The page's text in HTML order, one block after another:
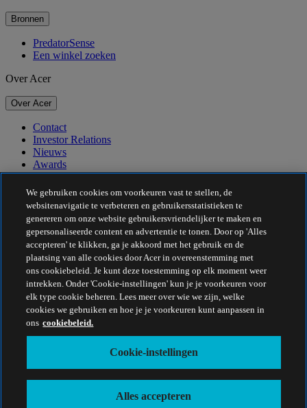
Bronnen
PredatorSense
Een winkel zoeken
Over Acer
Over Acer
Contact
Investor Relations
Nieuws
Awards
Evenementen
Duurzaamheid
Duurzaamheid
Maatschappelijk verantwoord ondernemen
De CO2-voetafdruk van het product
Project Humanity
Earthion
Privacybeleid
Cookiebeleid
Juridische informatie
Aanvullende juridische informatie
Cookie-instellingen
Nederland - Nederlands
We gebruiken cookies om voorkeuren vast te stellen, de
websitenavigatie te verbeteren en gebruikersstatistieken te
genereren om onze website gebruikersvriendelijker te maken en
gepersonaliseerde content en advertentie te tonen. Door op 'Alles
accepteren' te klikken, ga je akkoord met het gebruik en de
plaatsing van alle cookies door Acer in overeenstemming met
ons cookiebeleid. Je kunt deze toestemming op elk moment weer
intrekken. Onder 'Cookie-instellingen' kun je je voorkeuren voor
elk type cookie beheren. Lees meer over wie we zijn, welke
cookies we gebruiken en hoe je je voorkeuren kunt aanpassen in
ons cookiebeleid.
Cookie-instellingen
Alles accepteren